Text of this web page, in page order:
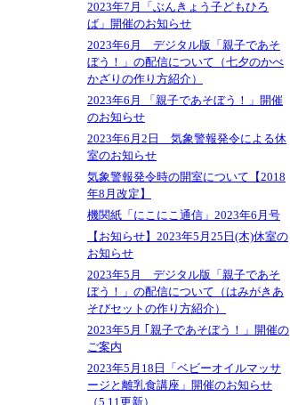
2023年7月「ぶんきょう子どもひろ
ば」開催のお知らせ
2023年6月 デジタル版「親子であそ
ぼう！」の配信について（七夕のかべ
かざりの作り方紹介）
2023年6月 「親子であそぼう！」開催
のお知らせ
2023年6月2日 気象警報発令による休
室のお知らせ
気象警報発令時の開室について【2018
年8月改定】
機関紙「にこにこ通信」2023年6月号
【お知らせ】2023年5月25日(木)休室の
お知らせ
2023年5月 デジタル版「親子であそ
ぼう！」の配信について（はみがきあ
そびセットの作り方紹介）
2023年5月 ｢親子であそぼう！」開催の
ご案内
2023年5月18日「ベビーオイルマッサ
ージと離乳食講座」開催のお知らせ
（5.11更新）